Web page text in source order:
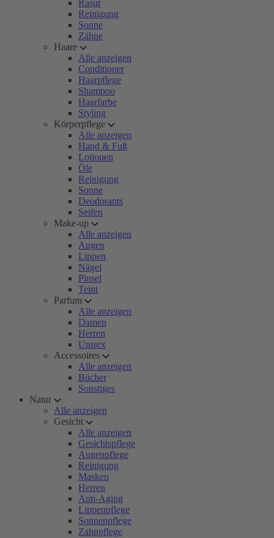
Rasur
Reinigung
Sonne
Zähne
Haare
Alle anzeigen
Conditioner
Haarpflege
Shampoo
Haarfarbe
Styling
Körperpflege
Alle anzeigen
Hand & Fuß
Lotionen
Öle
Reinigung
Sonne
Deodorants
Seifen
Make-up
Alle anzeigen
Augen
Lippen
Nägel
Pinsel
Teint
Parfum
Alle anzeigen
Damen
Herren
Unisex
Accessoires
Alle anzeigen
Bücher
Sonstiges
Natur
Alle anzeigen
Gesicht
Alle anzeigen
Gesichtspflege
Augenpflege
Reinigung
Masken
Herren
Anti-Aging
Lippenpflege
Sonnenpflege
Zahnpflege